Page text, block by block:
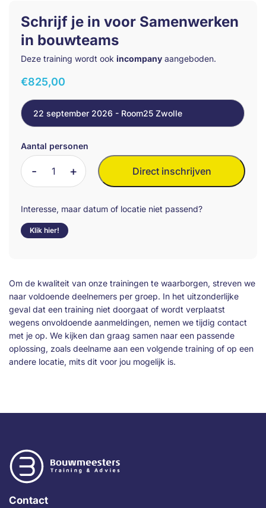
Schrijf je in voor Samenwerken
in bouwteams
Deze training wordt ook incompany aangeboden.
€825,00
22 september 2026 - Room25 Zwolle
Aantal personen
Samenwerken
in
bouwteams
aantal
Direct inschrijven
Interesse, maar datum of locatie niet passend?
Klik hier!
Om de kwaliteit van onze trainingen te waarborgen, streven we
naar voldoende deelnemers per groep. In het uitzonderlijke
geval dat een training niet doorgaat of wordt verplaatst
wegens onvoldoende aanmeldingen, nemen we tijdig contact
met je op. We kijken dan graag samen naar een passende
oplossing, zoals deelname aan een volgende training of op een
andere locatie, mits dit voor jou mogelijk is.
Contact